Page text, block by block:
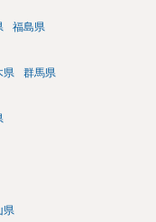
福島県
県 群馬県
県